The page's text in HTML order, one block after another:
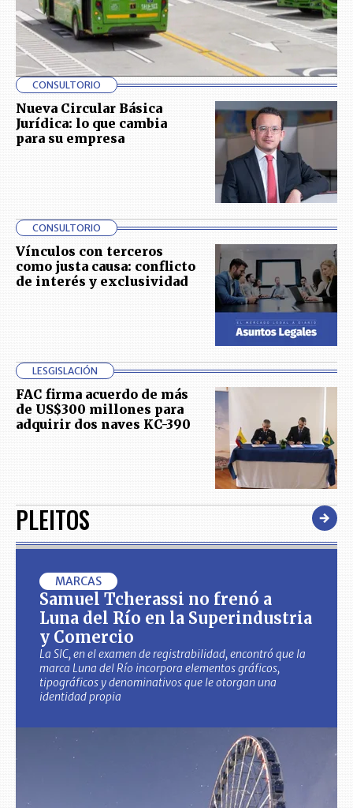
CONSULTORIO
Nueva Circular Básica
Jurídica: lo que cambia
para su empresa
CONSULTORIO
Vínculos con terceros
como justa causa: conflicto
de interés y exclusividad
LESGISLACIÓN
FAC firma acuerdo de más
de US$300 millones para
adquirir dos naves KC-390
PLEITOS
MARCAS
Samuel Tcherassi no frenó a
Luna del Río en la Superindustria
y Comercio
La SIC, en el examen de registrabilidad, encontró que la
marca Luna del Río incorpora elementos gráficos,
tipográficos y denominativos que le otorgan una
identidad propia